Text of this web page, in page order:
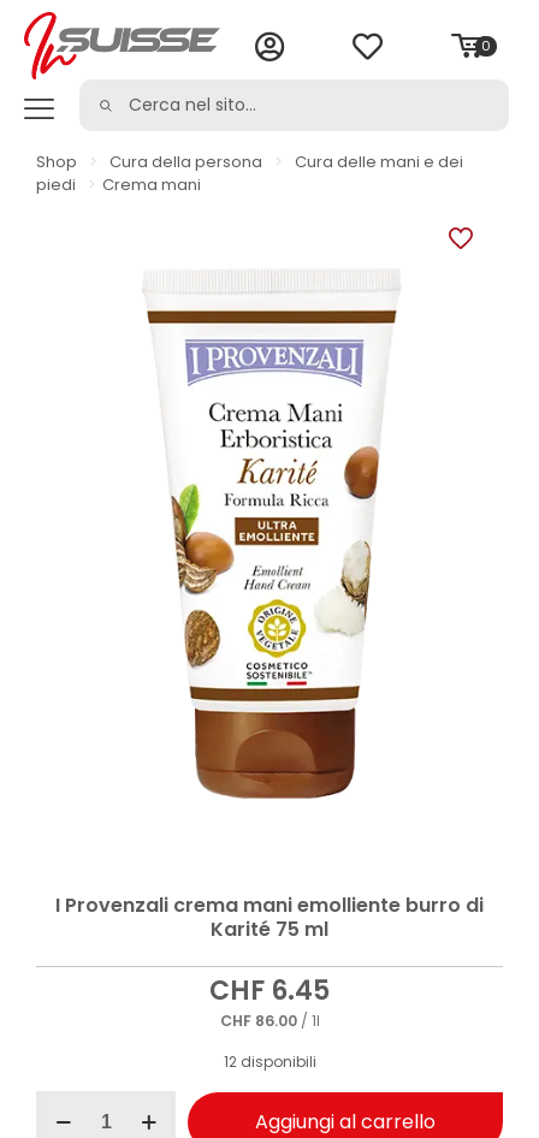
0
Shop > Cura della persona >
Cura delle mani e dei
piedi
> Crema mani
I Provenzali crema mani emolliente burro di
Karité 75 ml
CHF 6.45
CHF86.00/ 1l
12 disponibili
Provenzali
Aggiungi al carrello